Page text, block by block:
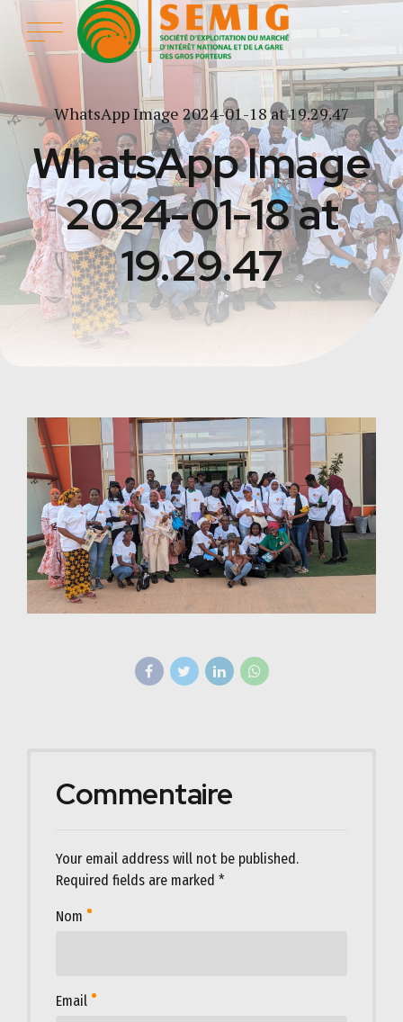
WhatsApp Image 2024-01-18 at 19.29.47
WhatsApp Image
2024-01-18 at
19.29.47
Commentaire
Your email address will not be published.
Required fields are marked *
Nom
Email